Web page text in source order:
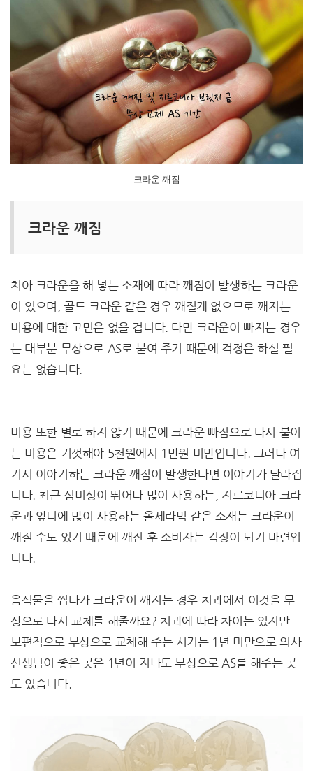
크라운 깨짐
크라운 깨짐
치아 크라운을 해 넣는 소재에 따라 깨짐이 발생하는 크라운
이 있으며, 골드 크라운 같은 경우 깨질게 없으므로 깨지는
비용에 대한 고민은 없을 겁니다. 다만 크라운이 빠지는 경우
는 대부분 무상으로 AS로 붙여 주기 때문에 걱정은 하실 필
요는 없습니다.
비용 또한 별로 하지 않기 때문에 크라운 빠짐으로 다시 붙이
는 비용은 기껏해야 5천원에서 1만원 미만입니다. 그러나 여
기서 이야기하는 크라운 깨짐이 발생한다면 이야기가 달라집
니다. 최근 심미성이 뛰어나 많이 사용하는, 지르코니아 크라
운과 앞니에 많이 사용하는 올세라믹 같은 소재는 크라운이
깨질 수도 있기 때문에 깨진 후 소비자는 걱정이 되기 마련입
니다.
음식물을 씹다가 크라운이 깨지는 경우 치과에서 이것을 무
상으로 다시 교체를 해줄까요? 치과에 따라 차이는 있지만
보편적으로 무상으로 교체해 주는 시기는 1년 미만으로 의사
선생님이 좋은 곳은 1년이 지나도 무상으로 AS를 해주는 곳
도 있습니다.